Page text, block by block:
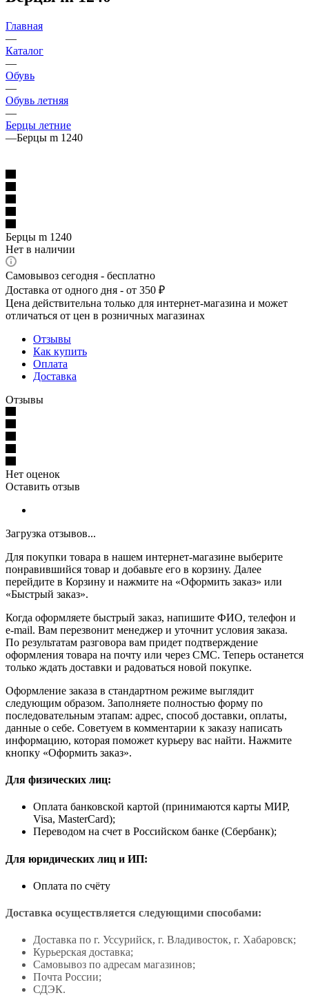
Главная
—
Каталог
—
Обувь
—
Обувь летняя
—
Берцы летние
—Берцы m 1240
Берцы m 1240
Нет в наличии
Самовывоз сегодня - бесплатно
Доставка от одного дня - от 350 ₽
Цена действительна только для интернет-магазина и может
отличаться от цен в розничных магазинах
Отзывы
Как купить
Оплата
Доставка
Отзывы
Нет оценок
Оставить отзыв
Загрузка отзывов...
Для покупки товара в нашем интернет-магазине выберите
понравившийся товар и добавьте его в корзину. Далее
перейдите в Корзину и нажмите на «Оформить заказ» или
«Быстрый заказ».
Когда оформляете быстрый заказ, напишите ФИО, телефон и
e-mail. Вам перезвонит менеджер и уточнит условия заказа.
По результатам разговора вам придет подтверждение
оформления товара на почту или через СМС. Теперь останется
только ждать доставки и радоваться новой покупке.
Оформление заказа в стандартном режиме выглядит
следующим образом. Заполняете полностью форму по
последовательным этапам: адрес, способ доставки, оплаты,
данные о себе. Советуем в комментарии к заказу написать
информацию, которая поможет курьеру вас найти. Нажмите
кнопку «Оформить заказ».
Для физических лиц:
Оплата банковской картой (принимаются карты МИР,
Visa, MasterCard);
Переводом на счет в Российском банке (Сбербанк);
Для юридических лиц и ИП:
Оплата по счёту
Доставка осуществляется следующими способами:
Доставка по г. Уссурийск, г. Владивосток, г. Хабаровск;
Курьерская доставка;
Самовывоз по адресам магазинов;
Почта России;
СДЭК.